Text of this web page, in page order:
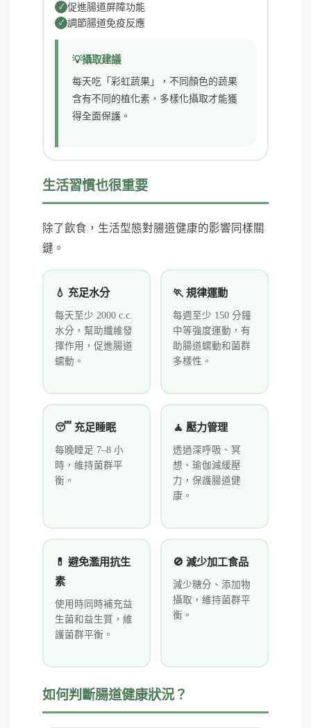
促進腸道屏障功能
調節腸道免疫反應
攝取建議
每天吃「彩虹蔬果」，不同顏色的蔬果
含有不同的植化素，多樣化攝取才能獲
得全面保護。
生活習慣也很重要
除了飲食，生活型態對腸道健康的影響同樣關
鍵。
💧 充足水分
每天至少 2000 c.c.
水分，幫助纖維發
揮作用，促進腸道
蠕動。
🏃 規律運動
每週至少 150 分鐘
中等強度運動，有
助腸道蠕動和菌群
多樣性。
😴 充足睡眠
每晚睡足 7–8 小
時，維持菌群平
衡。
🧘 壓力管理
透過深呼吸、冥
想、瑜伽減緩壓
力，保護腸道健
康。
💊 避免濫用抗生
素
使用時同時補充益
生菌和益生質，維
護菌群平衡。
🚫 減少加工食品
減少糖分、添加物
攝取，維持菌群平
衡。
如何判斷腸道健康狀況？